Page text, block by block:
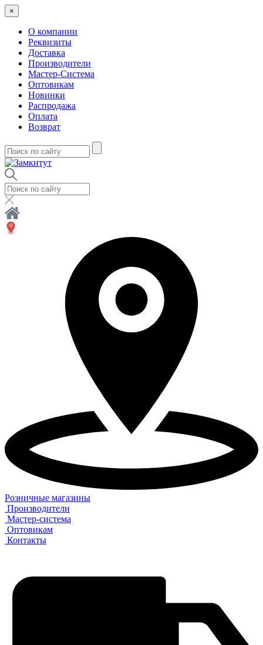
×
О компании
Реквизиты
Доставка
Производители
Мастер-Система
Оптовикам
Новинки
Распродажа
Оплата
Возврат
Розничные магазины
Производители
Мастер-система
Оптовикам
Контакты